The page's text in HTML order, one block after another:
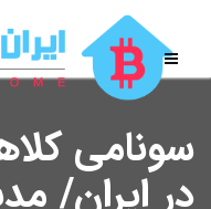
سونامی